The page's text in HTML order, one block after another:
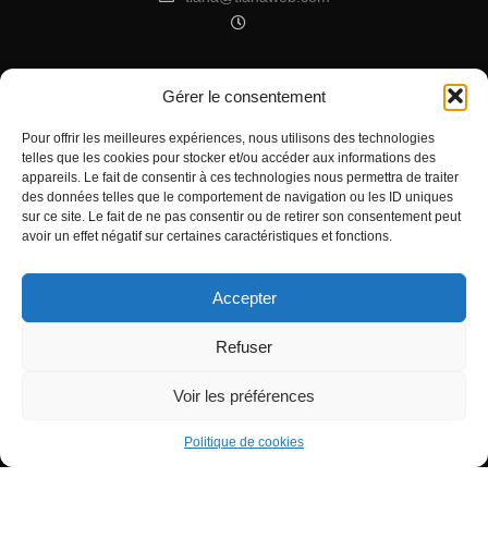
Gérer le consentement
Pour offrir les meilleures expériences, nous utilisons des technologies
telles que les cookies pour stocker et/ou accéder aux informations des
appareils. Le fait de consentir à ces technologies nous permettra de traiter
des données telles que le comportement de navigation ou les ID uniques
sur ce site. Le fait de ne pas consentir ou de retirer son consentement peut
avoir un effet négatif sur certaines caractéristiques et fonctions.
Accepter
Refuser
Voir les préférences
Politique de cookies
Signification de l’Heure Miroir 07h07
Heure miroir : 11h11 signification
Signification de l’Heure Miroir 11h55
Tous droits réservés - Copyright 2022 Tiana à ton service
Politique de confidentialité